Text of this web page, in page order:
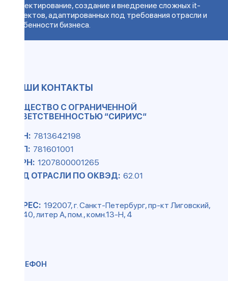
Проектирование, создание и внедрение сложных it-
проектов, адаптированных под требования отрасли и
особенности бизнеса.
НАШИ КОНТАКТЫ
ОБЩЕСТВО С ОГРАНИЧЕННОЙ
ОТВЕТСТВЕННОСТЬЮ “СИРИУС“
ИНН: 7813642198
КПП: 781601001
ОГРН: 1207800001265
КОД ОТРАСЛИ ПО ОКВЭД: 62.01
АДРЕС: 192007, г. Санкт-Петербург, пр-кт Лиговский,
д. 140, литер А, пом., комн.13-Н, 4
ТЕЛЕФОН